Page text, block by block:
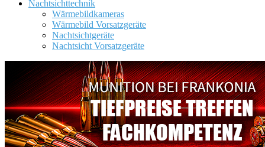
Nachtsichttechnik
Wärmebildkameras
Wärmebild Vorsatzgeräte
Nachtsichtgeräte
Nachtsicht Vorsatzgeräte